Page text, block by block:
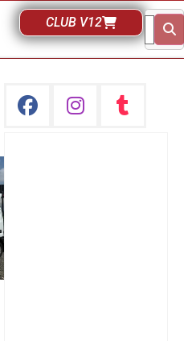
CLUB V12